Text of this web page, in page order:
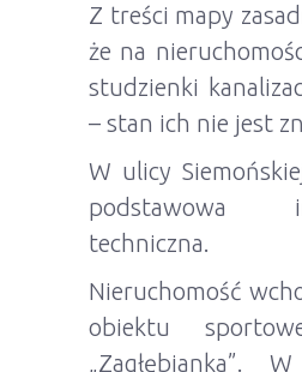
Z treści mapy
że na
studzienki
– stan ich nie jest
W ulicy
podstawowa
techniczna.
Nieruchomość
obiektu
„Zagłębianka”.